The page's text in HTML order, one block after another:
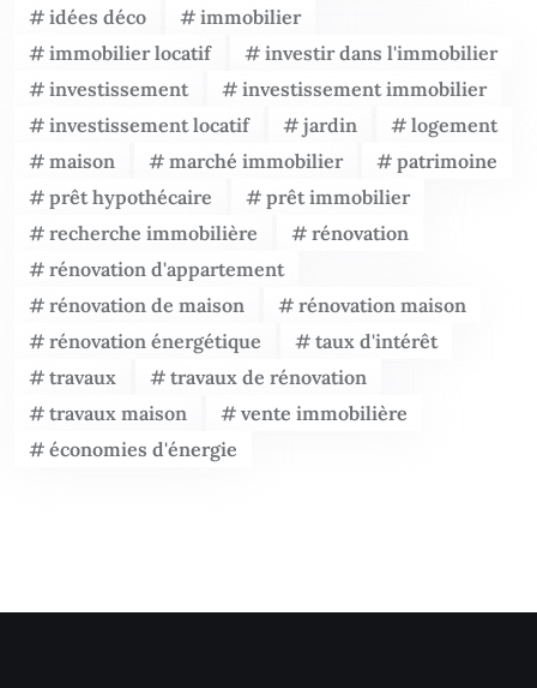
idées déco
immobilier
immobilier locatif
investir dans l'immobilier
investissement
investissement immobilier
investissement locatif
jardin
logement
maison
marché immobilier
patrimoine
prêt hypothécaire
prêt immobilier
recherche immobilière
rénovation
rénovation d'appartement
rénovation de maison
rénovation maison
rénovation énergétique
taux d'intérêt
travaux
travaux de rénovation
travaux maison
vente immobilière
économies d'énergie